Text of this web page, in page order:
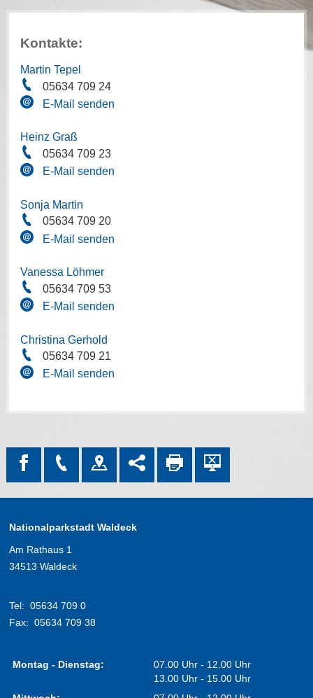
Kontakte:
Martin Tepel
05634 709 24
E-Mail senden
Heinz Graß
05634 709 23
E-Mail senden
Sonja Martin
05634 709 20
E-Mail senden
Vanessa Löhmer
05634 709 53
E-Mail senden
Christina Gerhold
05634 709 21
E-Mail senden
Nationalparkstadt Waldeck
Am Rathaus 1
34513 Waldeck
Tel: 05634 709 0
Fax: 05634 709 38
Montag - Dienstag:
07.00 Uhr - 12.00 Uhr
13.00 Uhr - 15.00 Uhr